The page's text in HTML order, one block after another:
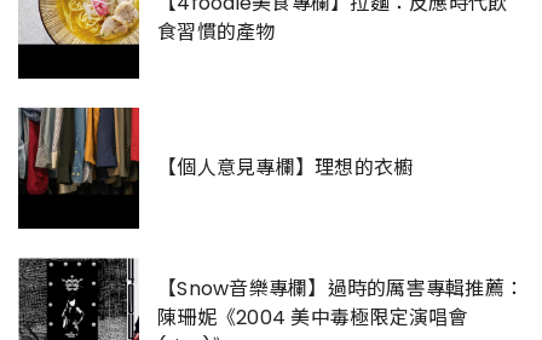
食習慣的產物
【個人意見專欄】理想的衣櫥
【Snow音樂專欄】過時的厲害專輯推薦：
陳珊妮《2004 美中毒極限定演唱會